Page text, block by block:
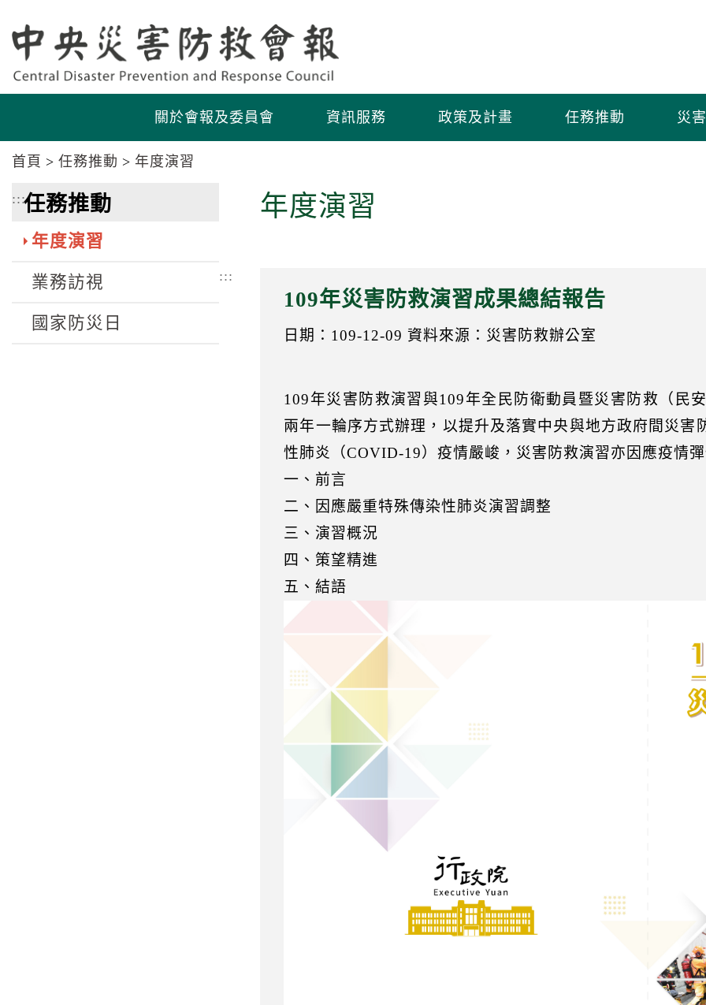
到
要
內
塊
Go
Center
到
要
內
塊
關於會報及委員會 資訊服務 政策及計畫 任務推動 災
首頁 任務推動 年度演習
:::任務推動
年度演習
業務訪視
國家防災日
年度演習
:::
109年災害防救演習成果總結報告
日期：109-12-09 資料來源：災害防救辦公室
109年災害防救演習與109年全民防衛動員暨災害防救（民
兩年一輪序方式辦理，以提升及落實中央與地方政府間災
性肺炎（COVID-19）疫情嚴峻，災害防救演習亦因應疫情
一、前言
二、因應嚴重特殊傳染性肺炎演習調整
三、演習概況
四、策望精進
五、結語